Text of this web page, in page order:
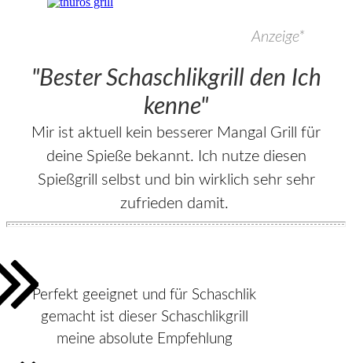
Anzeige*
"Bester Schaschlikgrill den Ich
kenne"
Mir ist aktuell kein besserer Mangal Grill für
deine Spieße bekannt. Ich nutze diesen
Spießgrill selbst und bin wirklich sehr sehr
zufrieden damit.
Perfekt geeignet und für Schaschlik
gemacht ist dieser Schaschlikgrill
meine absolute Empfehlung